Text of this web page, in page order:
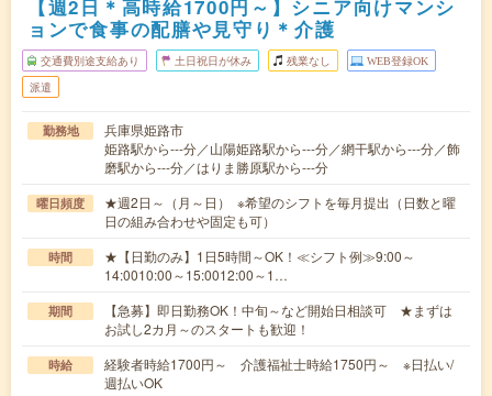
【週2日＊高時給1700円～】シニア向けマンシ
ョンで食事の配膳や見守り＊介護
交通費別途支給あり 土日祝日が休み 残業なし WEB登録OK
派遣
勤務地
兵庫県姫路市
姫路駅から---分／山陽姫路駅から---分／網干駅から---分／飾
磨駅から---分／はりま勝原駅から---分
曜日頻度
★週2日～（月～日） ※希望のシフトを毎月提出（日数と曜
日の組み合わせや固定も可）
時間
★【日勤のみ】1日5時間～OK！≪シフト例≫9:00～
14:0010:00～15:0012:00～1…
期間
【急募】即日勤務OK！中旬～など開始日相談可 ★まずは
お試し2カ月～のスタートも歓迎！
時給
経験者時給1700円～ 介護福祉士時給1750円～ ※日払い/
週払いOK